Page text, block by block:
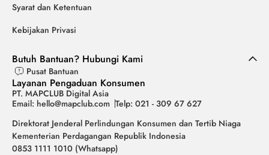
Syarat dan Ketentuan
Kebijakan Privasi
Butuh Bantuan? Hubungi Kami
Pusat Bantuan
Layanan Pengaduan Konsumen
PT. MAPCLUB Digital Asia
Email: hello@mapclub.com Telp: 021 - 309 67 627
Direktorat Jenderal Perlindungan Konsumen dan Tertib Niaga
Kementerian Perdagangan Republik Indonesia
0853 1111 1010 (Whatsapp)